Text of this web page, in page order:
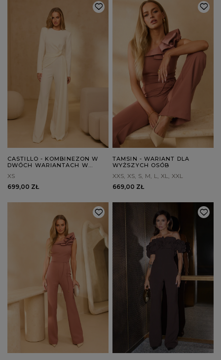
CASTILLO - KOMBINEZON W
DWÓCH WARIANTACH W
XS
699,00 ZŁ
TAMSIN - WARIANT DLA
WYŻSZYCH OSÓB
XXS XS S M L XL XXL
669,00 ZŁ